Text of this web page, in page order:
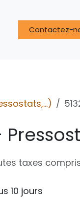
FAQ
Contactez-
taxes
10 jours